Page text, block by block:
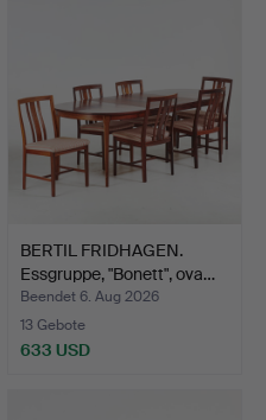
BERTIL FRIDHAGEN.
Essgruppe, "Bonett", ova…
Beendet 6. Aug 2026
13 Gebote
633 USD